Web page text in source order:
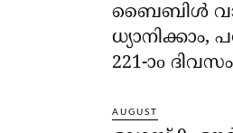
ബൈബിൾ
ധ്യാനിക്കാം,
221-ാo
AUGUST